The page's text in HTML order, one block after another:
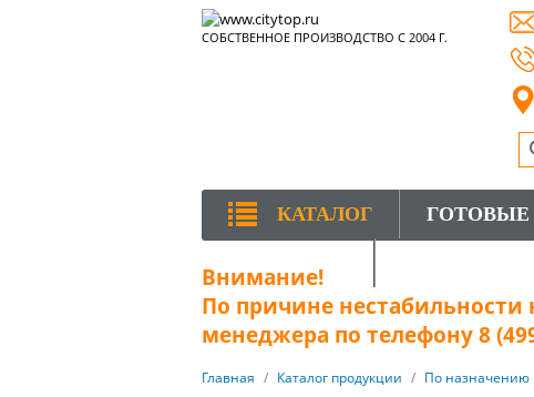
СОБСТВЕННОЕ ПРОИЗВОДСТВО С 2004 Г.
КАТАЛОГ
Внимание!
По причине нестабильности
менеджера по телефону 8
Главная / Каталог продукции / По назначению